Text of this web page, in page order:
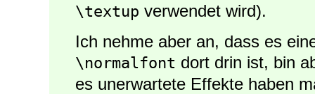
\textup verwendet wird).
Ich nehme aber an, dass es
\normalfont dort drin ist, bin
es unerwartete Effekte haben